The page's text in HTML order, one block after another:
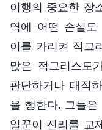
이행의 중요한 장
역에 어떤 손실도
이를 가리켜 적그
많은 적그리스도
판단하거나 대적
을 행한다. 그들
일꾼이 진리를 교